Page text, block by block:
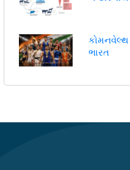
કોમનવેલ્થ
ભારત